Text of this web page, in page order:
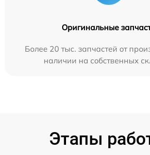
Оригинальные
Более 20 тыс. запчастей от
наличии на собственных
Этапы